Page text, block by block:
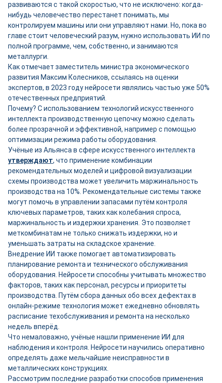
развиваются с такой скоростью, что не исключено: когда-
нибудь человечество перестанет понимать, мы
контролируем машины или они управляют нами. Но, пока во
главе стоит человеческий разум, нужно использовать ИИ по
полной программе, чем, собственно, и занимаются
металлурги.
Как отмечает заместитель министра экономического
развития Максим Колесников, ссылаясь на оценки
экспертов, в 2023 году нейросети являлись частью уже 50%
отечественных предприятий.
Почему? С использованием технологий искусственного
интеллекта производственную цепочку можно сделать
более прозрачной и эффективной, например с помощью
оптимизации режима работы оборудования.
Учёные из Альянса в сфере искусственного интеллекта
утверждают, что применение комбинации
рекомендательных моделей и цифровой визуализации
схемы производства может увеличить маржинальность
производства на 10%. Рекомендательные системы также
могут помочь в управлении запасами путём контроля
ключевых параметров, таких как колебания спроса,
маржинальность и издержки хранения. Это позволяет
меткомбинатам не только снижать издержки, но и
уменьшать затраты на складское хранение.
Внедрение ИИ также помогает автоматизировать
планирование ремонта и технического обслуживания
оборудования. Нейросети способны учитывать множество
факторов, таких как персонал, ресурсы и приоритеты
производства. Путём сбора данных обо всех дефектах в
онлайн-режиме технология может ежедневно обновлять
расписание техобслуживания и ремонта на несколько
недель вперёд.
Что немаловажно, учёные нашли применение ИИ для
наблюдения и контроля. Нейросети научились оперативно
определять даже мельчайшие неисправности в
металлических конструкциях.
Рассмотрим последние разработки способов применения